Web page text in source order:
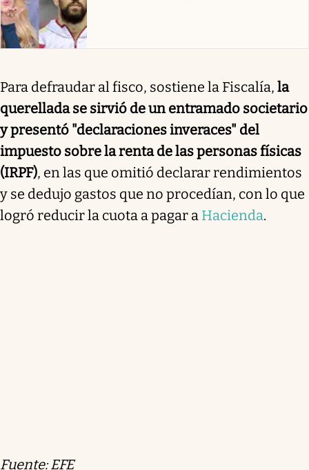
Para defraudar al fisco, sostiene la Fiscalía, la
querellada se sirvió de un entramado societario
y presentó "declaraciones inveraces" del
impuesto sobre la renta de las personas físicas
(IRPF), en las que omitió declarar rendimientos
y se dedujo gastos que no procedían, con lo que
logró reducir la cuota a pagar a Hacienda.
Fuente: EFE